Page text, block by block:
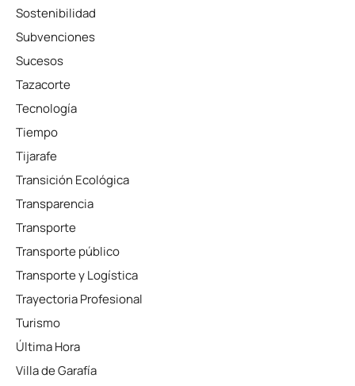
Sostenibilidad
Subvenciones
Sucesos
Tazacorte
Tecnología
Tiempo
Tijarafe
Transición Ecológica
Transparencia
Transporte
Transporte público
Transporte y Logística
Trayectoria Profesional
Turismo
Última Hora
Villa de Garafía